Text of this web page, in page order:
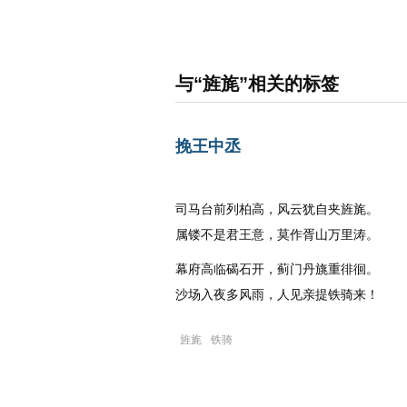
与“旌旄”相关的标签
挽王中丞
司马台前列柏高，风云犹自夹旌旄。
属镂不是君王意，莫作胥山万里涛。
幕府高临碣石开，蓟门丹旐重徘徊。
沙场入夜多风雨，人见亲提铁骑来！
旌旄 铁骑